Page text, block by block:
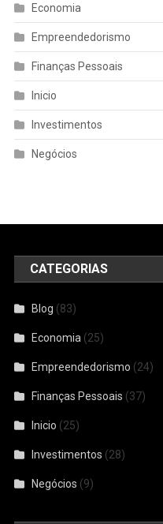
Economia
Empreendedorismo
Finanças Pessoais
Inicio
Investimentos
Negócios
CATEGORIAS
Blog (83)
Economia (25)
Empreendedorismo (24)
Finanças Pessoais (37)
Inicio (25)
Investimentos (28)
Negócios (9)